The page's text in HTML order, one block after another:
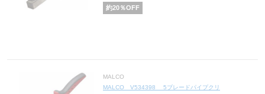
約20％OFF
MALCO
MALCO V534398 5ブレードパイプクリ